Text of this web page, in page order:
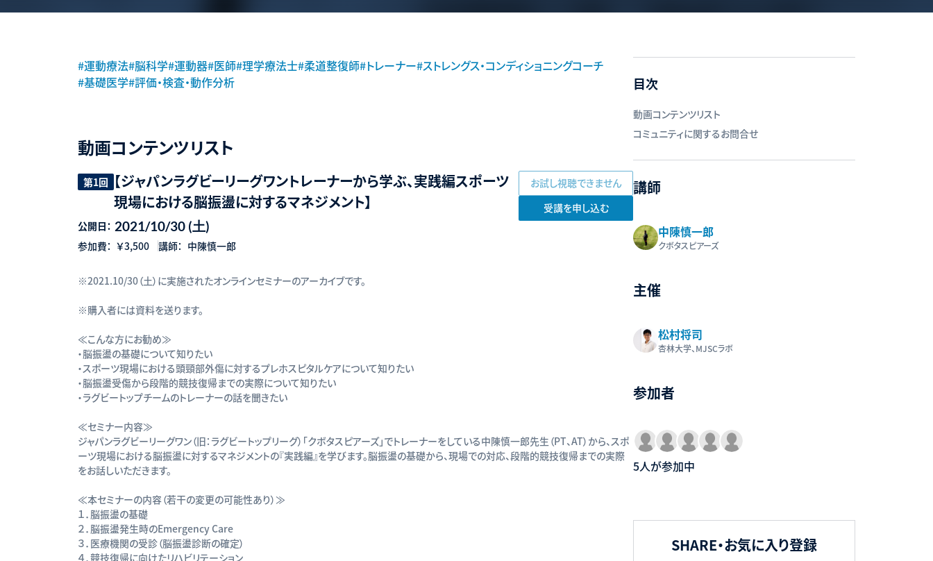
#運動療法#脳科学#運動器#医師#理学療法士#柔道整復師#トレーナー#ストレングス・コンディショニングコーチ
#基礎医学#評価・検査・動作分析
動画コンテンツリスト
第1回 【ジャパンラグビーリーグワントレーナーから学ぶ、実践編スポーツ
現場における脳振盪に対するマネジメント】
公開日： 2021/10/30 (土)
参加費： ￥3,500 講師： 中陳慎一郎
お試し視聴できません
受講を申し込む
※2021.10/30（土）に実施されたオンラインセミナーのアーカイブです。
※購入者には資料を送ります。
≪こんな方にお勧め≫
・脳振盪の基礎について知りたい
・スポーツ現場における頭頸部外傷に対するプレホスピタルケアについて知りたい
・脳振盪受傷から段階的競技復帰までの実際について知りたい
・ラグビートップチームのトレーナーの話を聞きたい
≪セミナー内容≫
ジャパンラグビーリーグワン（旧：ラグビートップリーグ）「クボタスピアーズ」でトレーナーをしている中陳慎一郎先生（PT、AT）から、スポ
ーツ現場における脳振盪に対するマネジメントの『実践編』を学びます。脳振盪の基礎から、現場での対応、段階的競技復帰までの実際
をお話しいただきます。
≪本セミナーの内容（若干の変更の可能性あり）≫
１．脳振盪の基礎
２．脳振盪発生時のEmergency Care
３．医療機関の受診（脳振盪診断の確定）
４．競技復帰に向けたリハビリテーション
目次
動画コンテンツリスト
コミュニティに関するお問合せ
講師
中陳慎一郎
クボタスピアーズ
主催
松村将司
杏林大学、MJSCラボ
参加者
5人が参加中
SHARE・お気に入り登録